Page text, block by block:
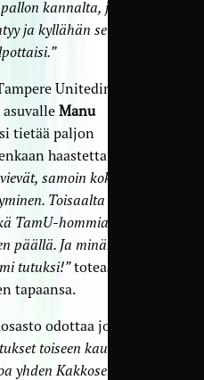
kannalta, jos
ja kyllähän se paljon
Unitedin ottelut
Manu
tietää paljon
haastetta pelästy.
samoin kokonaan
Toisaalta pystyn
TamU-hommia että
päällä. Ja minähän
tutuksi!”toteaa
tapaansa.
odottaa jo kautta
toiseen kauteen ovat
yhden Kakkosen kauden